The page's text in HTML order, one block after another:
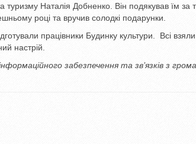
туризму Наталія Добненко. Він подякував їм за
році та вручив солодкі подарунки.
працівники Будинку культури. Всі
настрій.
забезпечення та зв’язків з